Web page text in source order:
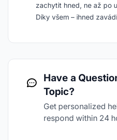
zachytit hned, ne až po
Díky všem – ihned
Have a
Topic?
Get personalized
respond within 24